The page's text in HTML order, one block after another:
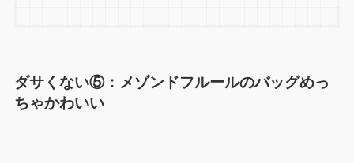
ダサくない⑤：メゾンドフルールのバッグめっ
ちゃかわいい